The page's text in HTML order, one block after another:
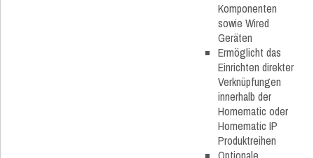
Komponenten
sowie Wired
Geräten
Ermöglicht das
Einrichten direkter
Verknüpfungen
innerhalb der
Homematic oder
Homematic IP
Produktreihen